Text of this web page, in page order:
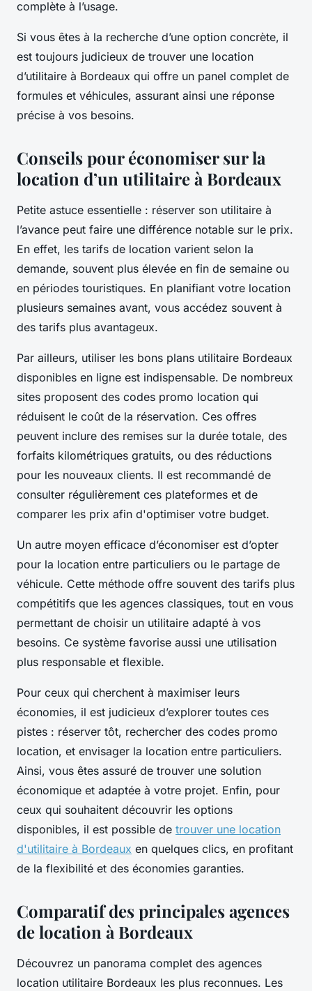
complète à l’usage.
Si vous êtes à la recherche d’une option concrète, il
est toujours judicieux de trouver une location
d’utilitaire à Bordeaux qui offre un panel complet de
formules et véhicules, assurant ainsi une réponse
précise à vos besoins.
Conseils pour économiser sur la
location d’un utilitaire à Bordeaux
Petite astuce essentielle : réserver son utilitaire à
l’avance peut faire une différence notable sur le prix.
En effet, les tarifs de location varient selon la
demande, souvent plus élevée en fin de semaine ou
en périodes touristiques. En planifiant votre location
plusieurs semaines avant, vous accédez souvent à
des tarifs plus avantageux.
Par ailleurs, utiliser les bons plans utilitaire Bordeaux
disponibles en ligne est indispensable. De nombreux
sites proposent des codes promo location qui
réduisent le coût de la réservation. Ces offres
peuvent inclure des remises sur la durée totale, des
forfaits kilométriques gratuits, ou des réductions
pour les nouveaux clients. Il est recommandé de
consulter régulièrement ces plateformes et de
comparer les prix afin d'optimiser votre budget.
Un autre moyen efficace d’économiser est d’opter
pour la location entre particuliers ou le partage de
véhicule. Cette méthode offre souvent des tarifs plus
compétitifs que les agences classiques, tout en vous
permettant de choisir un utilitaire adapté à vos
besoins. Ce système favorise aussi une utilisation
plus responsable et flexible.
Pour ceux qui cherchent à maximiser leurs
économies, il est judicieux d’explorer toutes ces
pistes : réserver tôt, rechercher des codes promo
location, et envisager la location entre particuliers.
Ainsi, vous êtes assuré de trouver une solution
économique et adaptée à votre projet. Enfin, pour
ceux qui souhaitent découvrir les options
disponibles, il est possible de trouver une location
d'utilitaire à Bordeaux en quelques clics, en profitant
de la flexibilité et des économies garanties.
Comparatif des principales agences
de location à Bordeaux
Découvrez un panorama complet des agences
location utilitaire Bordeaux les plus reconnues. Les